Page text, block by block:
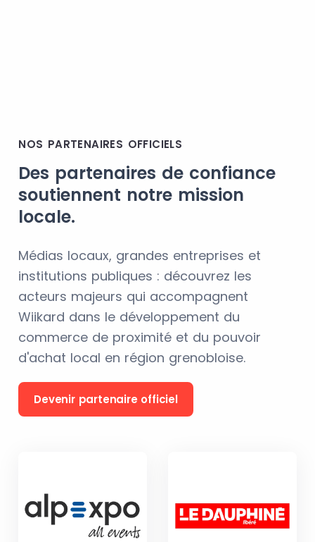
NOS PARTENAIRES OFFICIELS
Des partenaires de confiance
soutiennent notre mission
locale.
Médias locaux, grandes entreprises et
institutions publiques : découvrez les
acteurs majeurs qui accompagnent
Wiikard dans le développement du
commerce de proximité et du pouvoir
d'achat local en région grenobloise.
Devenir partenaire officiel